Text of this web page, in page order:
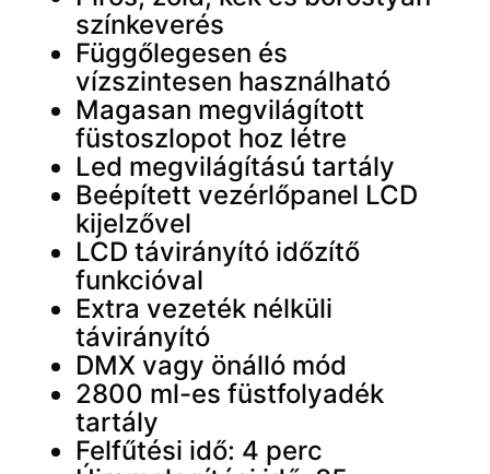
színkeverés
Függőlegesen és
vízszintesen használható
Magasan megvilágított
füstoszlopot hoz létre
Led megvilágítású tartály
Beépített vezérlőpanel LCD
kijelzővel
LCD távirányító időzítő
funkcióval
Extra vezeték nélküli
távirányító
DMX vagy önálló mód
2800 ml-es füstfolyadék
tartály
Felfűtési idő: 4 perc